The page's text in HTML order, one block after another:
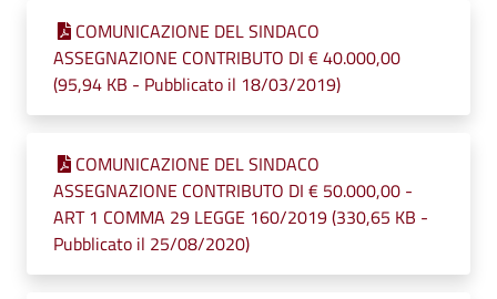
COMUNICAZIONE DEL SINDACO
ASSEGNAZIONE CONTRIBUTO DI € 40.000,00
(95,94 KB - Pubblicato il 18/03/2019)
COMUNICAZIONE DEL SINDACO
ASSEGNAZIONE CONTRIBUTO DI € 50.000,00 -
ART 1 COMMA 29 LEGGE 160/2019 (330,65 KB -
Pubblicato il 25/08/2020)